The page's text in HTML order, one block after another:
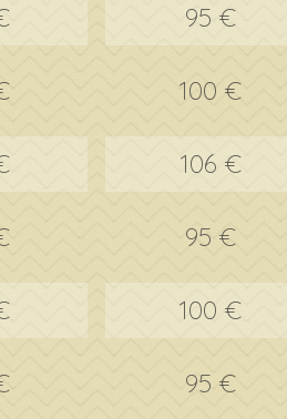
95 €
100 €
106 €
95 €
100 €
95 €